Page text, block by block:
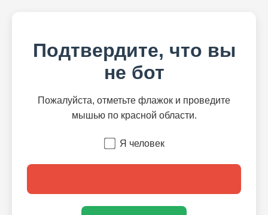
Подтвердите, что вы
не бот
Пожалуйста, отметьте флажок и проведите
мышью по красной области.
Я человек